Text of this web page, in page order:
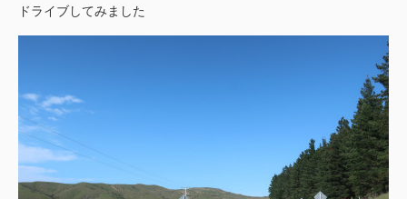
ドライブしてみました